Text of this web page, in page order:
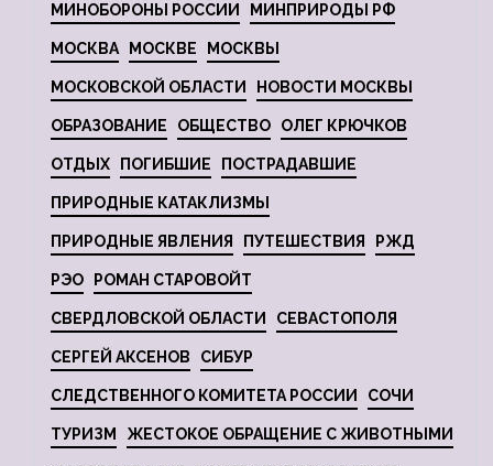
МИНОБОРОНЫ РОССИИ МИНПРИРОДЫ РФ
МОСКВА МОСКВЕ МОСКВЫ
МОСКОВСКОЙ ОБЛАСТИ НОВОСТИ МОСКВЫ
ОБРАЗОВАНИЕ ОБЩЕСТВО ОЛЕГ КРЮЧКОВ
ОТДЫХ ПОГИБШИЕ ПОСТРАДАВШИЕ
ПРИРОДНЫЕ КАТАКЛИЗМЫ
ПРИРОДНЫЕ ЯВЛЕНИЯ ПУТЕШЕСТВИЯ РЖД
РЭО РОМАН СТАРОВОЙТ
СВЕРДЛОВСКОЙ ОБЛАСТИ СЕВАСТОПОЛЯ
СЕРГЕЙ АКСЕНОВ СИБУР
СЛЕДСТВЕННОГО КОМИТЕТА РОССИИ СОЧИ
ТУРИЗМ ЖЕСТОКОЕ ОБРАЩЕНИЕ С ЖИВОТНЫМИ